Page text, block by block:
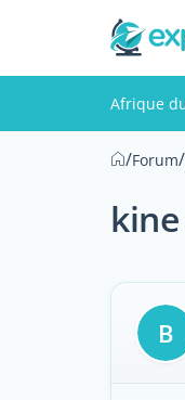
Afrique
/Forum/
B